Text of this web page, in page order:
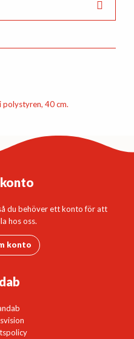
polystyren, 40 cm.
du behöver ett konto för att
hos oss.
konto